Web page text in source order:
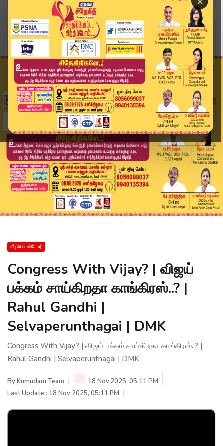
Home
வீடியோ ஸ்டோரி
Congress With Vijay? | விஜய் பக்கம் சாய்கிறதா க...
வீடியோ ஸ்டோரி
Congress With Vijay? | விஜய்
பக்கம் சாய்கிறதா காங்கிரஸ்..? |
Rahul Gandhi |
Selvaperunthagai | DMK
Congress With Vijay? | விஜய் பக்கம் சாய்கிறதா காங்கிரஸ்..? |
Rahul Gandhi | Selvaperunthagai | DMK
ByKumudam Team
18 Nov 2025, 05:11 PM
Last Update : 18 Nov 2025, 05:11 PM